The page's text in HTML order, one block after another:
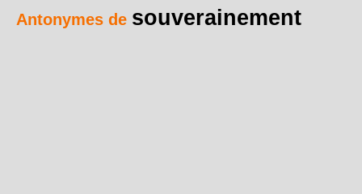
Antonymes de souverainement